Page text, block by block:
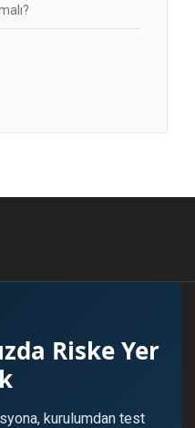
Riske Yer
kurulumdan test